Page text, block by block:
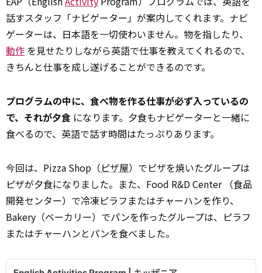
話すスタッフ「ナビゲーター」が案内してくれます。ナビ
ゲーターは、日本語を一切使わいません。物を指したり、
動作 を見せたりしながら英語で仕事を教えてくれるので、
きちんと仕事を成し遂げることができるのです。
プログラムの中に、食べ物を作る仕事が必ず入っているの
で、それが夕食 になります。夕食もナビゲーターと一緒に
食べるので、英語で話す時間はたっぷりあります。
今回は、Pizza Shop（ピザ屋）でピザを焼いたグループは
ピザが夕食になりました。また、Food R&D Center （食品
開発センター）で冷凍ピラフまたはチャーハンを作り、
Bakery（ベーカリー）でパンを作ったグループは、ピラフ
またはチャーハンとパンを食べました。